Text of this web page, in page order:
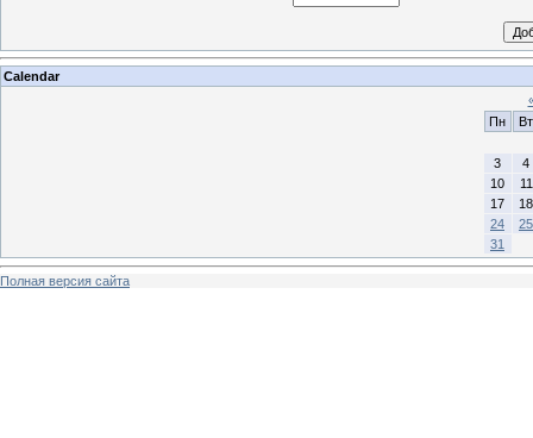
Calendar
Пн
Вт
3
4
10
11
17
18
24
25
31
Полная версия сайта